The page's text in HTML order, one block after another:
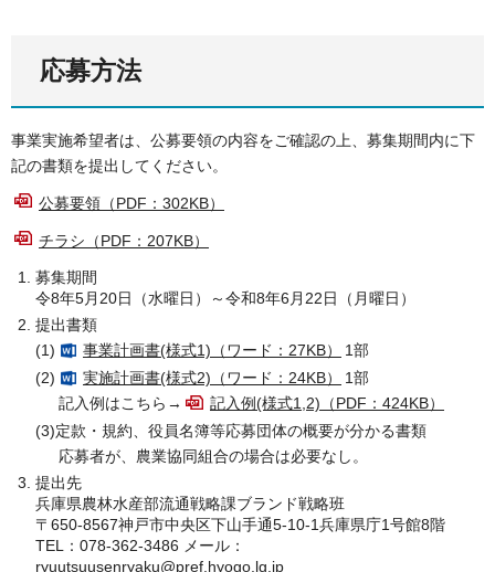
応募方法
事業実施希望者は、公募要領の内容をご確認の上、募集期間内に下
記の書類を提出してください。
公募要領（PDF：302KB）
チラシ（PDF：207KB）
募集期間
令8年5月20日（水曜日）～令和8年6月22日（月曜日）
提出書類
(1)
事業計画書(様式1)（ワード：27KB）
1部
(2)
実施計画書(様式2)（ワード：24KB）
1部
記入例はこちら→
記入例(様式1,2)（PDF：424KB）
(3)定款・規約、役員名簿等応募団体の概要が分かる書類
応募者が、農業協同組合の場合は必要なし。
提出先
兵庫県農林水産部流通戦略課ブランド戦略班
〒650-8567神戸市中央区下山手通5-10-1兵庫県庁1号館8階
TEL：078-362-3486 メール：
ryuutsuusenryaku@pref.hyogo.lg.jp